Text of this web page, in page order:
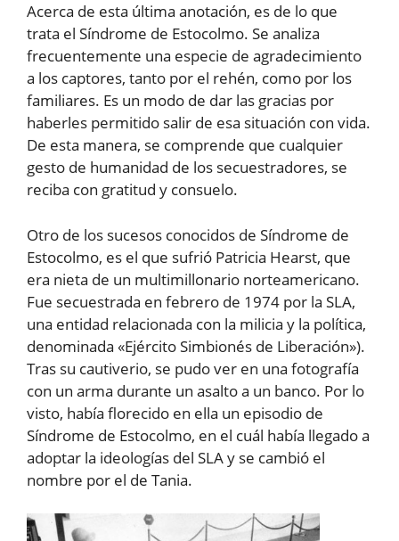
Acerca de esta última anotación, es de lo que
trata el Síndrome de Estocolmo. Se analiza
frecuentemente una especie de agradecimiento
a los captores, tanto por el rehén, como por los
familiares. Es un modo de dar las gracias por
haberles permitido salir de esa situación con vida.
De esta manera, se comprende que cualquier
gesto de humanidad de los secuestradores, se
reciba con gratitud y consuelo.
Otro de los sucesos conocidos de Síndrome de
Estocolmo, es el que sufrió Patricia Hearst, que
era nieta de un multimillonario norteamericano.
Fue secuestrada en febrero de 1974 por la SLA,
una entidad relacionada con la milicia y la política,
denominada «Ejército Simbionés de Liberación»).
Tras su cautiverio, se pudo ver en una fotografía
con un arma durante un asalto a un banco. Por lo
visto, había florecido en ella un episodio de
Síndrome de Estocolmo, en el cuál había llegado a
adoptar la ideologías del SLA y se cambió el
nombre por el de Tania.